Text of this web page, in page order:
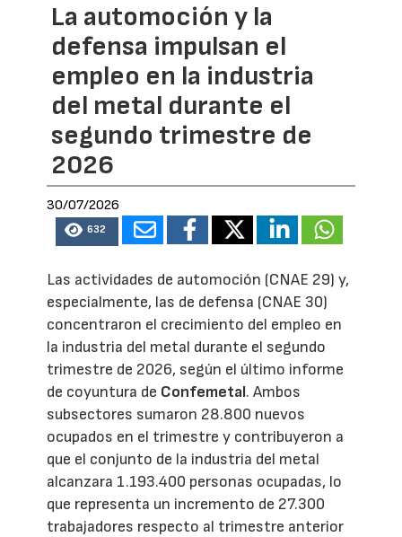
La automoción y la
defensa impulsan el
empleo en la industria
del metal durante el
segundo trimestre de
2026
30/07/2026
632
Las actividades de automoción (CNAE 29) y,
especialmente, las de defensa (CNAE 30)
concentraron el crecimiento del empleo en
la industria del metal durante el segundo
trimestre de 2026, según el último informe
de coyuntura de Confemetal. Ambos
subsectores sumaron 28.800 nuevos
ocupados en el trimestre y contribuyeron a
que el conjunto de la industria del metal
alcanzara 1.193.400 personas ocupadas, lo
que representa un incremento de 27.300
trabajadores respecto al trimestre anterior